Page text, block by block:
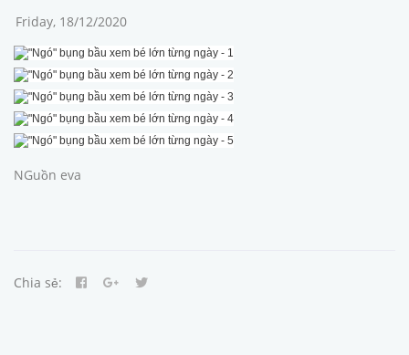
Friday, 18/12/2020
NGuồn eva
Chia sẻ: